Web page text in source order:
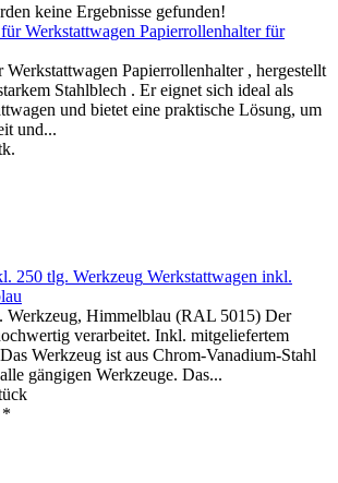
keine Ergebnisse gefunden!
Papierrollenhalter für
Papierrollenhalter , hergestellt
Stahlblech . Er eignet sich ideal als
und bietet eine praktische Lösung, um
und...
Werkstattwagen inkl.
Werkzeug, Himmelblau (RAL 5015) Der
verarbeitet. Inkl. mitgeliefertem
Werkzeug ist aus Chrom-Vanadium-Stahl
gängigen Werkzeuge. Das...
*